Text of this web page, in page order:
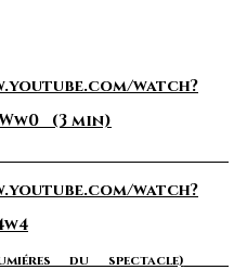
watch?
(3 min)
watch?
du spectacle)